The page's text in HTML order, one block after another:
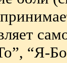
“Я-